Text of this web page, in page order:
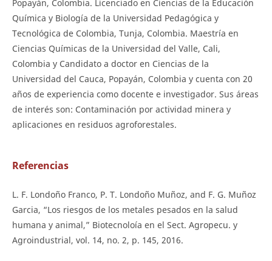
Popayán, Colombia. Licenciado en Ciencias de la Educación
Química y Biología de la Universidad Pedagógica y
Tecnológica de Colombia, Tunja, Colombia. Maestría en
Ciencias Químicas de la Universidad del Valle, Cali,
Colombia y Candidato a doctor en Ciencias de la
Universidad del Cauca, Popayán, Colombia y cuenta con 20
años de experiencia como docente e investigador. Sus áreas
de interés son: Contaminación por actividad minera y
aplicaciones en residuos agroforestales.
Referencias
L. F. Londoño Franco, P. T. Londoño Muñoz, and F. G. Muñoz
Garcia, “Los riesgos de los metales pesados en la salud
humana y animal,” Biotecnoloía en el Sect. Agropecu. y
Agroindustrial, vol. 14, no. 2, p. 145, 2016.